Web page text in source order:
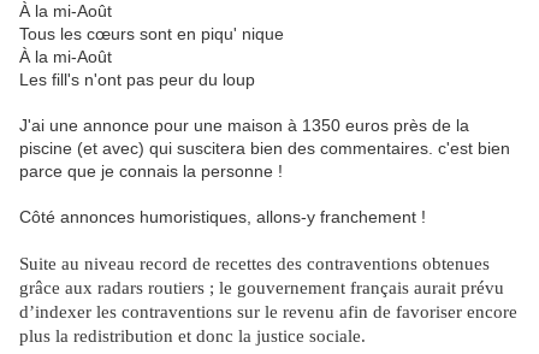
À la mi-Août
Tous les cœurs sont en piqu' nique
À la mi-Août
Les fill's n'ont pas peur du loup
J'ai une annonce pour une maison à 1350 euros près de la
piscine (et avec) qui suscitera bien des commentaires. c'est bien
parce que je connais la personne !
Côté annonces humoristiques, allons-y franchement !
Suite au niveau record de recettes des contraventions obtenues
grâce aux radars routiers ; le gouvernement français aurait prévu
d’indexer les contraventions sur le revenu afin de favoriser encore
plus la redistribution et donc la justice sociale.